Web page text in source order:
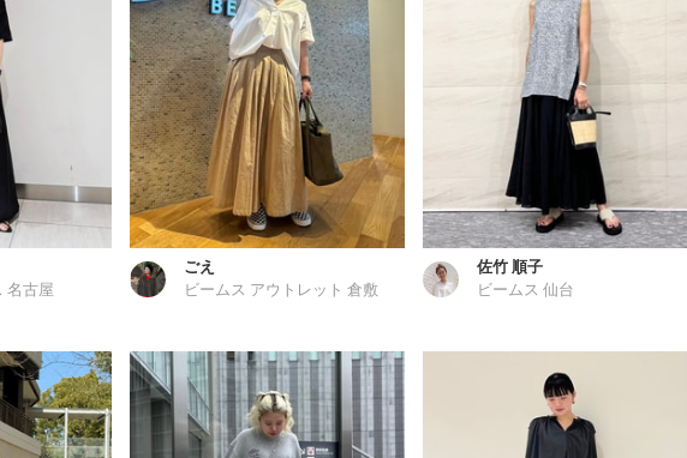
名古屋
ごえ
ビームス アウトレット 倉敷
佐竹 順子
ビームス 仙台